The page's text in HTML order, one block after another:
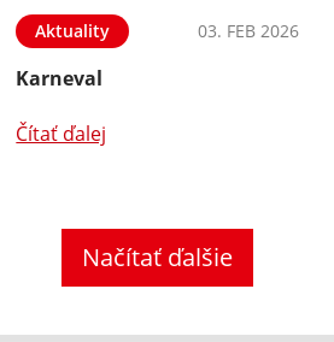
Aktuality 03. FEB 2026
Karneval
Čítať ďalej
Načítať ďalšie